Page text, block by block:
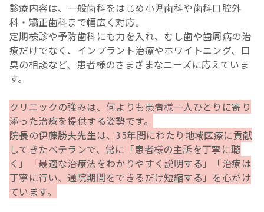
診療内容は、一般歯科をはじめ小児歯科や歯科口腔外
科・矯正歯科まで幅広く対応。
定期検診や予防歯科にも力を入れ、むし歯や歯周病の治
療だけでなく、インプラント治療やホワイトニング、口
臭の相談など、患者様のさまざまなニーズに応えていま
す。
クリニックの強みは、何よりも患者様一人ひとりに寄り
添った治療を提供する姿勢です。
院長の伊藤勝夫先生は、35年間にわたり地域医療に貢献
してきたベテランで、常に「患者様の主訴を丁寧に聴
く」「最適な治療法をわかりやすく説明する」「治療は
丁寧に行い、通院期間をできるだけ短縮する」を心がけ
ています。